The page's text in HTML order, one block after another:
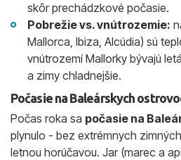
skôr prechádzkové počasie.
Pobrežie vs. vnútrozemie:
Mallorca, Ibiza, Alcúdia) sú
vnútrozemí Mallorky bývajú
a zimy chladnejšie.
Počasie na Baleárskych
Počas roka sa počasie na
plynulo - bez extrémnych
letnou horúčavou. Jar (marec a